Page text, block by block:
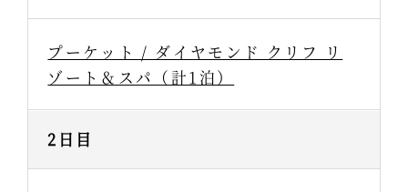
プーケット / ダイヤモンド クリフ リ
ゾート＆スパ（計1泊）
2日目